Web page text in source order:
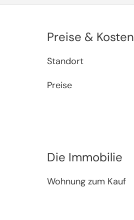
Preise & Kosten
Standort
Preise
Die Immobilie
Wohnung zum Kauf